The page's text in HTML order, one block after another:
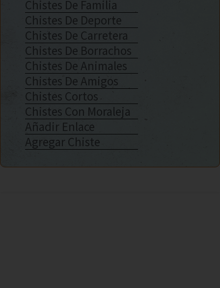
Chistes De Familia
Chistes De Deporte
Chistes De Carretera
Chistes De Borrachos
Chistes De Animales
Chistes De Amigos
Chistes Cortos
Chistes Con Moraleja
Añadir Enlace
Agregar Chiste